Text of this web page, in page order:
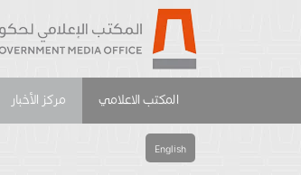
المكتب الاعلامي مركز الأخبار
English